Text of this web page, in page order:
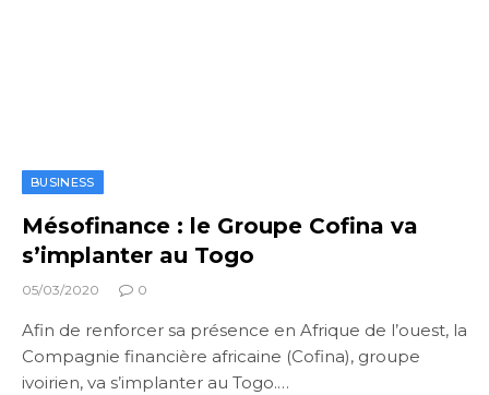
BUSINESS
Mésofinance : le Groupe Cofina va
s’implanter au Togo
05/03/2020 0
Afin de renforcer sa présence en Afrique de l’ouest, la
Compagnie financière africaine (Cofina), groupe
ivoirien, va s’implanter au Togo.…